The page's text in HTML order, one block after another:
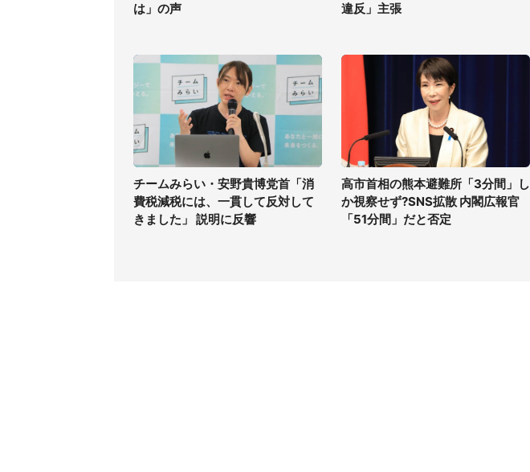
は」の声
違反」主張
チームみらい・安野貴博党首「消
費税減税には、一貫して反対して
きました」 説明に反響
高市首相の熊本避難所「3分間」し
か視察せず?SNS拡散 内閣広報官
「51分間」だと否定